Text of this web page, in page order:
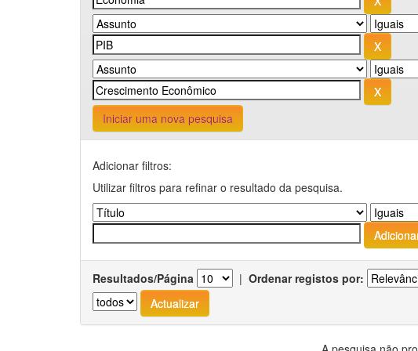
Iniciar uma nova pesquisa
Adicionar filtros:
Utilizar filtros para refinar o resultado da pesquisa.
Resultados/Página | Ordenar registos por: